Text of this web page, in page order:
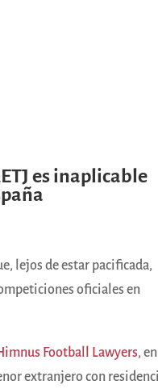
es inaplicable
lejos de estar pacificada,
oficiales en
Football Lawyers, en
extranjero con